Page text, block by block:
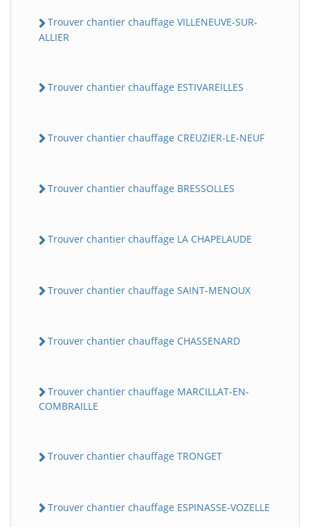
Trouver chantier chauffage VILLENEUVE-SUR-
ALLIER
Trouver chantier chauffage ESTIVAREILLES
Trouver chantier chauffage CREUZIER-LE-NEUF
Trouver chantier chauffage BRESSOLLES
Trouver chantier chauffage LA CHAPELAUDE
Trouver chantier chauffage SAINT-MENOUX
Trouver chantier chauffage CHASSENARD
Trouver chantier chauffage MARCILLAT-EN-
COMBRAILLE
Trouver chantier chauffage TRONGET
Trouver chantier chauffage ESPINASSE-VOZELLE